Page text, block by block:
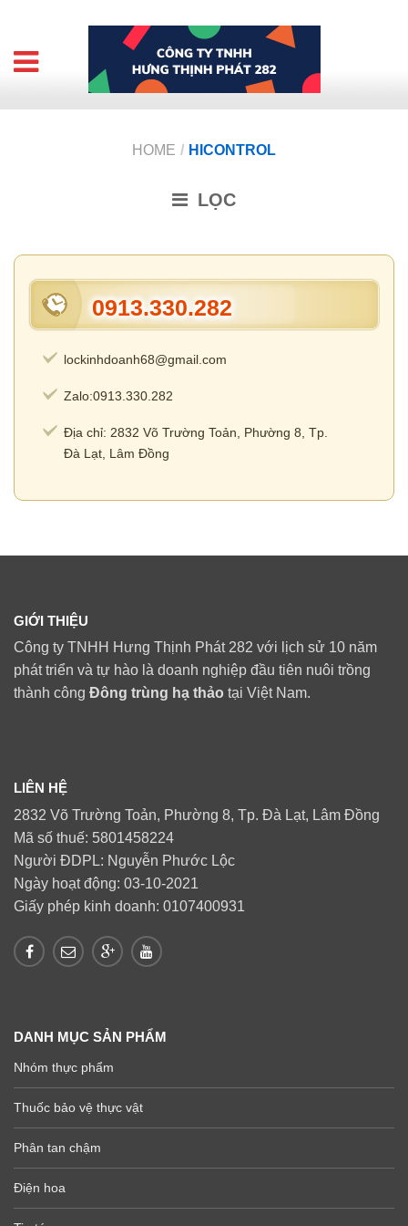
HOME / HICONTROL
LỌC
0913.330.282
lockinhdoanh68@gmail.com
Zalo:0913.330.282
Địa chỉ: 2832 Võ Trường Toản, Phường 8, Tp.
Đà Lạt, Lâm Đồng
GIỚI THIỆU
Công ty TNHH Hưng Thịnh Phát 282 với lịch sử 10 năm
phát triển và tự hào là doanh nghiệp đầu tiên nuôi trồng
thành công Đông trùng hạ thảo tại Việt Nam.
LIÊN HỆ
2832 Võ Trường Toản, Phường 8, Tp. Đà Lạt, Lâm Đồng
Mã số thuế: 5801458224
Người ĐDPL: Nguyễn Phước Lộc
Ngày hoạt động: 03-10-2021
Giấy phép kinh doanh: 0107400931
DANH MỤC SẢN PHẨM
Nhóm thực phẩm
Thuốc bảo vệ thực vật
Phân tan chậm
Điện hoa